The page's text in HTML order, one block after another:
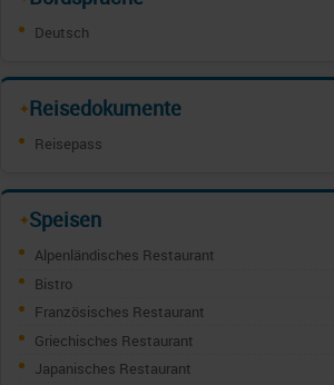
Deutsch
✦Reisedokumente
Reisepass
✦Speisen
Alpenländisches Restaurant
Bistro
Französisches Restaurant
Griechisches Restaurant
Japanisches Restaurant